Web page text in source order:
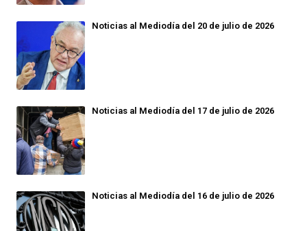
Noticias al Mediodía del 20 de julio de 2026
Noticias al Mediodía del 17 de julio de 2026
Noticias al Mediodía del 16 de julio de 2026